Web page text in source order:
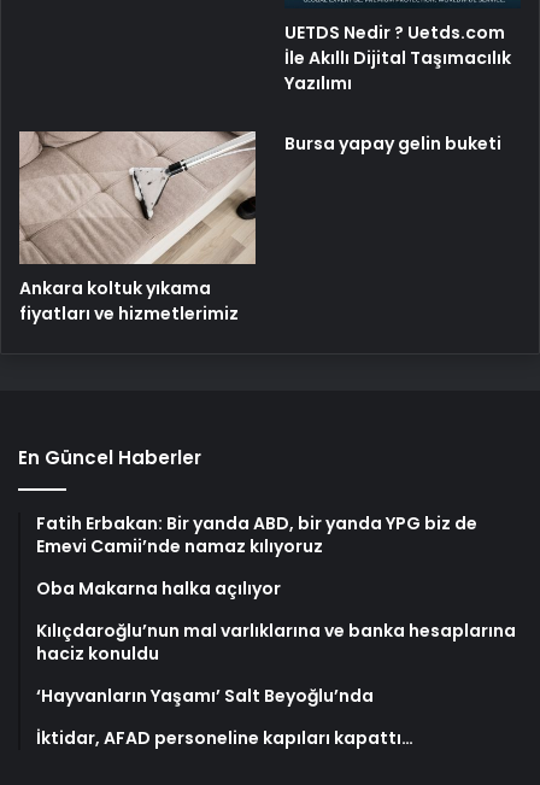
UETDS Nedir ? Uetds.com
İle Akıllı Dijital Taşımacılık
Yazılımı
Ankara koltuk yıkama
fiyatları ve hizmetlerimiz
Bursa yapay gelin buketi
En Güncel Haberler
Fatih Erbakan: Bir yanda ABD, bir yanda YPG biz de
Emevi Camii’nde namaz kılıyoruz
Oba Makarna halka açılıyor
Kılıçdaroğlu’nun mal varlıklarına ve banka hesaplarına
haciz konuldu
‘Hayvanların Yaşamı’ Salt Beyoğlu’nda
İktidar, AFAD personeline kapıları kapattı…